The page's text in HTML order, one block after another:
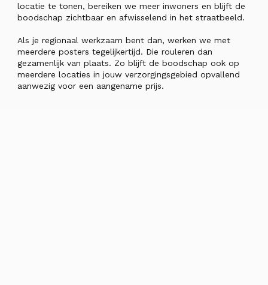
locatie te tonen, bereiken we meer inwoners en blijft de
boodschap zichtbaar en afwisselend in het straatbeeld.
Als je regionaal werkzaam bent dan, werken we met
meerdere posters tegelijkertijd. Die rouleren dan
gezamenlijk van plaats. Zo blijft de boodschap ook op
meerdere locaties in jouw verzorgingsgebied opvallend
aanwezig voor een aangename prijs.